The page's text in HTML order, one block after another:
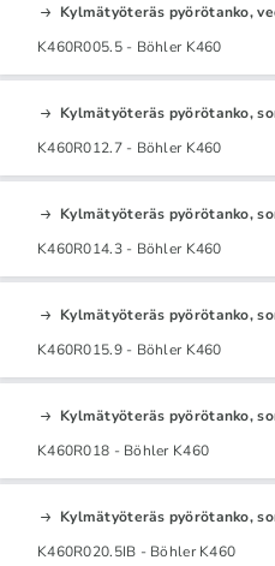
Kylmätyöteräs pyörötanko,
K460R005.5 - Böhler K460
Kylmätyöteräs pyörötanko,
K460R012.7 - Böhler K460
Kylmätyöteräs pyörötanko,
K460R014.3 - Böhler K460
Kylmätyöteräs pyörötanko,
K460R015.9 - Böhler K460
Kylmätyöteräs pyörötanko,
K460R018 - Böhler K460
Kylmätyöteräs pyörötanko,
K460R020.5IB - Böhler K460